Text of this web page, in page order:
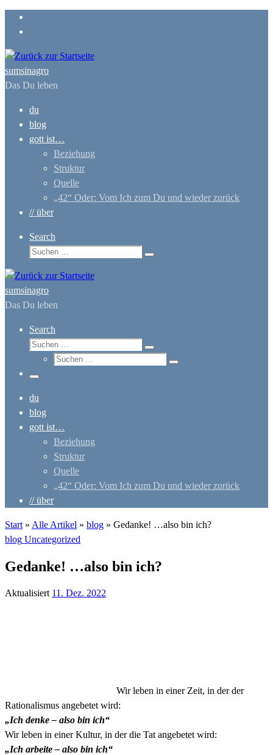
Zum
Inhalt
sumsinagro
Das Du leben
du
blog
gott ist…
Beziehung
Struktur
Quelle
„42“ Oder: Vom Ich zum Du und wieder zurück
// über
Search
Suche
Suchen …
sumsinagro
Das Du leben
Search
Suche
Suchen …
Suche
Suchen …
Menü
du
blog
gott ist…
Beziehung
Struktur
Quelle
„42“ Oder: Vom Ich zum Du und wieder zurück
// über
Start » Alle Artikel » blog » Gedanke! …also bin ich?
blog Uncategorized
Gedanke! …also bin ich?
Aktualisiert 11. Dez. 2022
Wir leben in einer Zeit, in der der
Rationalismus angebetet wird:
„Ich denke – also bin ich“
Wir leben in einer Kultur, in der die Tat angebetet wird:
„Ich arbeite – also bin ich“